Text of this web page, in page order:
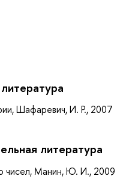
Шафаревич, И. Р., 2007
литература
чисел, Манин, Ю. И., 2009